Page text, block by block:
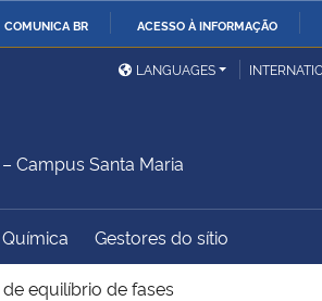
COMUNICA BR ACESSO À INFORMAÇÃO
Ministério das Relações
Exteriores
Controladoria-Geral da
União
LANGUAGES
Campus Santa Maria
Gestores do sítio
equilíbrio de fases